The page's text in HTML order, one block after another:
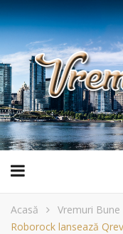
Acasă
Vremuri Bune
Roborock lansează